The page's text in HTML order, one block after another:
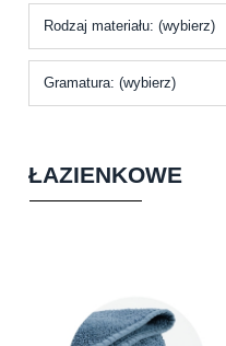
Rodzaj materiału: (wybierz)
Gramatura: (wybierz)
ŁAZIENKOWE